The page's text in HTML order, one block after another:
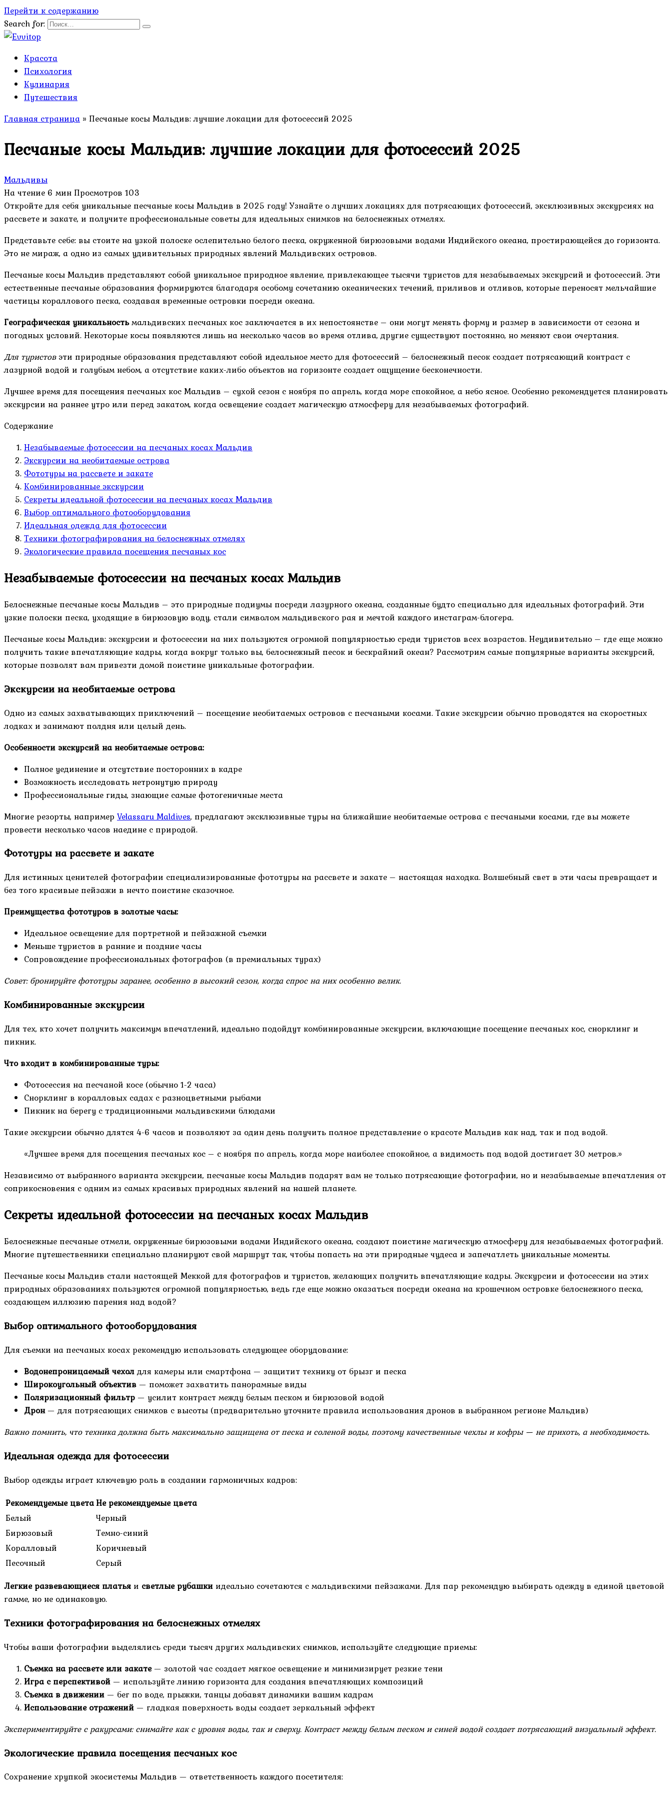
Перейти к содержанию
Search for:
Красота
Психология
Кулинария
Путешествия
Главная страница » Песчаные косы Мальдив: лучшие локации для фотосессий 2025
Песчаные косы Мальдив: лучшие локации для фотосессий 2025
Мальдивы
На чтение 6 мин Просмотров 103
Откройте для себя уникальные песчаные косы Мальдив в 2025 году! Узнайте о лучших локациях для потрясающих фотосессий, эксклюзивных экскурсиях на
рассвете и закате, и получите профессиональные советы для идеальных снимков на белоснежных отмелях.
Представьте себе: вы стоите на узкой полоске ослепительно белого песка, окруженной бирюзовыми водами Индийского океана, простирающейся до горизонта.
Это не мираж, а одно из самых удивительных природных явлений Мальдивских островов.
Песчаные косы Мальдив представляют собой уникальное природное явление, привлекающее тысячи туристов для незабываемых экскурсий и фотосессий. Эти
естественные песчаные образования формируются благодаря особому сочетанию океанических течений, приливов и отливов, которые переносят мельчайшие
частицы кораллового песка, создавая временные островки посреди океана.
Географическая уникальностьмальдивских песчаных кос заключается в их непостоянстве – они могут менять форму и размер в зависимости от сезона и
погодных условий. Некоторые косы появляются лишь на несколько часов во время отлива, другие существуют постоянно, но меняют свои очертания.
Для туристовэти природные образования представляют собой идеальное место для фотосессий – белоснежный песок создает потрясающий контраст с
лазурной водой и голубым небом, а отсутствие каких-либо объектов на горизонте создает ощущение бесконечности.
Лучшее время для посещения песчаных кос Мальдив – сухой сезон с ноября по апрель, когда море спокойное, а небо ясное. Особенно рекомендуется планировать
экскурсии на раннее утро или перед закатом, когда освещение создает магическую атмосферу для незабываемых фотографий.
Содержание
Незабываемые фотосессии на песчаных косах Мальдив
Экскурсии на необитаемые острова
Фототуры на рассвете и закате
Комбинированные экскурсии
Секреты идеальной фотосессии на песчаных косах Мальдив
Выбор оптимального фотооборудования
Идеальная одежда для фотосессии
Техники фотографирования на белоснежных отмелях
Экологические правила посещения песчаных кос
Незабываемые фотосессии на песчаных косах Мальдив
Белоснежные песчаные косы Мальдив – это природные подиумы посреди лазурного океана, созданные будто специально для идеальных фотографий. Эти
узкие полоски песка, уходящие в бирюзовую воду, стали символом мальдивского рая и мечтой каждого инстаграм-блогера.
Песчаные косы Мальдив: экскурсии и фотосессии на них пользуются огромной популярностью среди туристов всех возрастов. Неудивительно – где еще можно
получить такие впечатляющие кадры, когда вокруг только вы, белоснежный песок и бескрайний океан? Рассмотрим самые популярные варианты экскурсий,
которые позволят вам привезти домой поистине уникальные фотографии.
Экскурсии на необитаемые острова
Одно из самых захватывающих приключений – посещение необитаемых островов с песчаными косами. Такие экскурсии обычно проводятся на скоростных
лодках и занимают полдня или целый день.
Особенности экскурсий на необитаемые острова:
Полное уединение и отсутствие посторонних в кадре
Возможность исследовать нетронутую природу
Профессиональные гиды, знающие самые фотогеничные места
Многие резорты, например Velassaru Maldives, предлагают эксклюзивные туры на ближайшие необитаемые острова с песчаными косами, где вы можете
провести несколько часов наедине с природой.
Фототуры на рассвете и закате
Для истинных ценителей фотографии специализированные фототуры на рассвете и закате – настоящая находка. Волшебный свет в эти часы превращает и
без того красивые пейзажи в нечто поистине сказочное.
Преимущества фототуров в золотые часы:
Идеальное освещение для портретной и пейзажной съемки
Меньше туристов в ранние и поздние часы
Сопровождение профессиональных фотографов (в премиальных турах)
Совет: бронируйте фототуры заранее, особенно в высокий сезон, когда спрос на них особенно велик.
Комбинированные экскурсии
Для тех, кто хочет получить максимум впечатлений, идеально подойдут комбинированные экскурсии, включающие посещение песчаных кос, снорклинг и
пикник.
Что входит в комбинированные туры:
Фотосессия на песчаной косе (обычно 1-2 часа)
Снорклинг в коралловых садах с разноцветными рыбами
Пикник на берегу с традиционными мальдивскими блюдами
Такие экскурсии обычно длятся 4-6 часов и позволяют за один день получить полное представление о красоте Мальдив как над, так и под водой.
«Лучшее время для посещения песчаных кос – с ноября по апрель, когда море наиболее спокойное, а видимость под водой достигает 30 метров.»
Независимо от выбранного варианта экскурсии, песчаные косы Мальдив подарят вам не только потрясающие фотографии, но и незабываемые впечатления от
соприкосновения с одним из самых красивых природных явлений на нашей планете.
Секреты идеальной фотосессии на песчаных косах Мальдив
Белоснежные песчаные отмели, окруженные бирюзовыми водами Индийского океана, создают поистине магическую атмосферу для незабываемых фотографий.
Многие путешественники специально планируют свой маршрут так, чтобы попасть на эти природные чудеса и запечатлеть уникальные моменты.
Песчаные косы Мальдив стали настоящей Меккой для фотографов и туристов, желающих получить впечатляющие кадры. Экскурсии и фотосессии на этих
природных образованиях пользуются огромной популярностью, ведь где еще можно оказаться посреди океана на крошечном островке белоснежного песка,
создающем иллюзию парения над водой?
Выбор оптимального фотооборудования
Для съемки на песчаных косах рекомендую использовать следующее оборудование:
Водонепроницаемый чехолдля камеры или смартфона — защитит технику от брызг и песка
Широкоугольный объектив — поможет захватить панорамные виды
Поляризационный фильтр — усилит контраст между белым песком и бирюзовой водой
Дрон— для потрясающих снимков с высоты (предварительно уточните правила использования дронов в выбранном регионе Мальдив)
Важно помнить, что техника должна быть максимально защищена от песка и соленой воды, поэтому качественные чехлы и кофры — не прихоть, а необходимость.
Идеальная одежда для фотосессии
Выбор одежды играет ключевую роль в создании гармоничных кадров:
Рекомендуемые цветаНе рекомендуемые цвета
Белый
Черный
Бирюзовый
Темно-синий
Коралловый
Коричневый
Песочный
Серый
Легкие развевающиеся платья и светлые рубашки идеально сочетаются с мальдивскими пейзажами. Для пар рекомендую выбирать одежду в единой цветовой
гамме, но не одинаковую.
Техники фотографирования на белоснежных отмелях
Чтобы ваши фотографии выделялись среди тысяч других мальдивских снимков, используйте следующие приемы:
Съемка на рассвете или закате— золотой час создает мягкое освещение и минимизирует резкие тени
Игра с перспективой — используйте линию горизонта для создания впечатляющих композиций
Съемка в движении — бег по воде, прыжки, танцы добавят динамики вашим кадрам
Использование отражений — гладкая поверхность воды создает зеркальный эффект
Экспериментируйте с ракурсами: снимайте как с уровня воды, так и сверху. Контраст между белым песком и синей водой создает потрясающий визуальный эффект.
Экологические правила посещения песчаных кос
Сохранение хрупкой экосистемы Мальдив — ответственность каждого посетителя: